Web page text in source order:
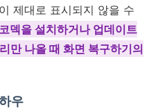
제대로 표시되지 않을 수
덱을 설치하거나 업데이트
만 나올 때 화면 복구하기의
우